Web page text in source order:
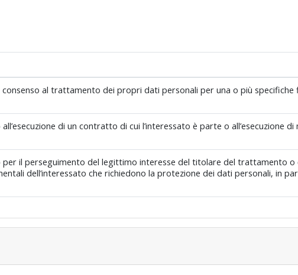
consenso al trattamento dei propri dati personali per una o più specifiche
di un contratto di cui l’interessato è parte o all’esecuzione
il perseguimento del legittimo interesse del titolare del trattamento o
dell’interessato che richiedono la protezione dei dati personali, in